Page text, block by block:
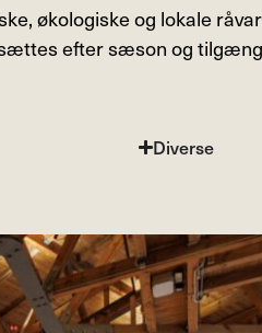
økologiske og lokale
efter sæson og
Diverse